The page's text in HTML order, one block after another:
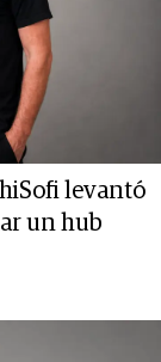
levantó
un hub